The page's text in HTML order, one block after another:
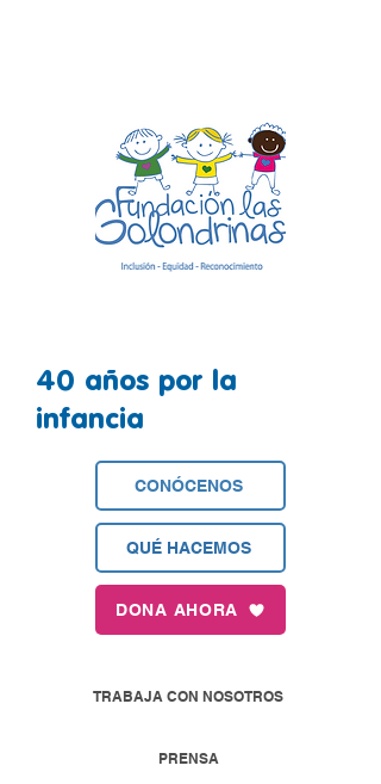
40 años por la
infancia
CONÓCENOS
QUÉ HACEMOS
DONA AHORA
TRABAJA CON NOSOTROS
PRENSA